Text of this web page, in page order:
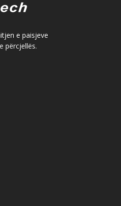
e paisjeve
përcjellës.